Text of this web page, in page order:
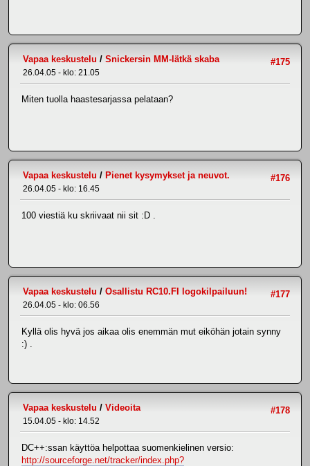
#175
Vapaa keskustelu / Snickersin MM-lätkä skaba
26.04.05 - klo: 21.05
Miten tuolla haastesarjassa pelataan?
#176
Vapaa keskustelu / Pienet kysymykset ja neuvot.
26.04.05 - klo: 16.45
100 viestiä ku skriivaat nii sit :D .
#177
Vapaa keskustelu / Osallistu RC10.FI logokilpailuun!
26.04.05 - klo: 06.56
Kyllä olis hyvä jos aikaa olis enemmän mut eiköhän jotain synny
:) .
#178
Vapaa keskustelu / Videoita
15.04.05 - klo: 14.52
DC++:ssan käyttöa helpottaa suomenkielinen versio:
http://sourceforge.net/tracker/index.php?